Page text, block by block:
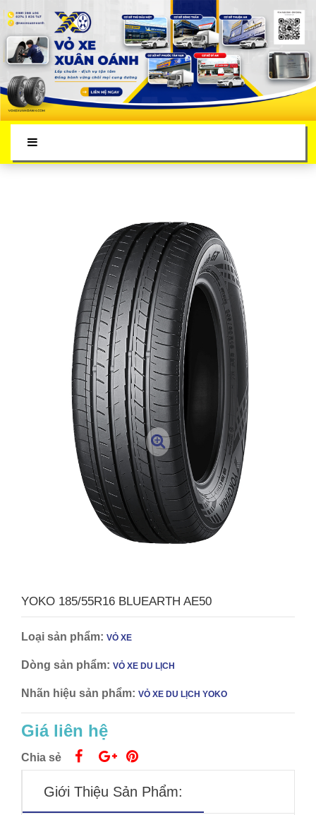
YOKO 185/55R16 BLUEARTH AE50
Loại sản phẩm: VỎ XE
Dòng sản phẩm: VỎ XE DU LỊCH
Nhãn hiệu sản phẩm: VỎ XE DU LỊCH YOKO
Giá liên hệ
Chia sẻ
Giới Thiệu Sản Phẩm: